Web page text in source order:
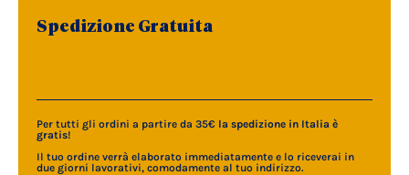
Spedizione Gratuita
Per tutti gli ordini a partire da 35€ la spedizione in Italia è
gratis!
Il tuo ordine verrà elaborato immediatamente e lo riceverai in
due giorni lavorativi, comodamente al tuo indirizzo.